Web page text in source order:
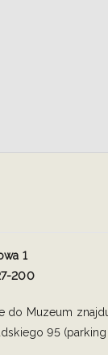
1
200
do Muzeum
95